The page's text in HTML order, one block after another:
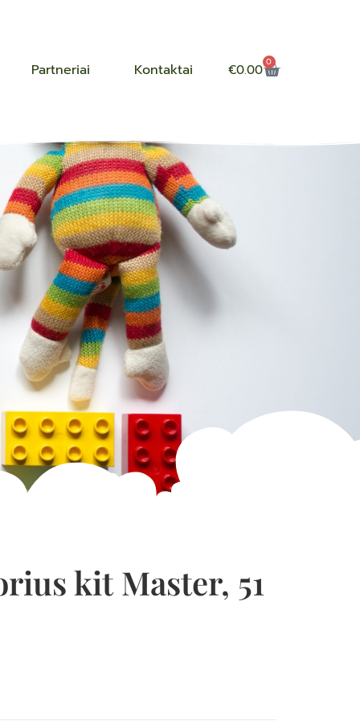
Partneriai Kontaktai €0.00 0
kit Master, 51